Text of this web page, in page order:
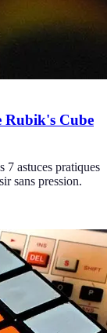
Rubik's Cube
7 astuces pratiques
sans pression.